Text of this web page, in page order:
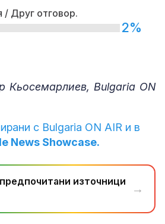
/ Друг отговор.
2%
Кьосемарлиев, Bulgaria ON
с Bulgaria ON AIR и в
News Showcase.
източници
→